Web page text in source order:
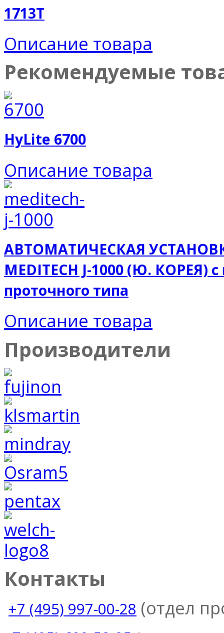
1713T
Описание товара
Рекомендуемые
HyLite 6700
Описание товара
АВТОМАТИЧЕСКАЯ
MEDITECH J-1000 (Ю.
проточного типа
Описание товара
Производители
Контакты
+7 (495) 997-00-28 (отдел